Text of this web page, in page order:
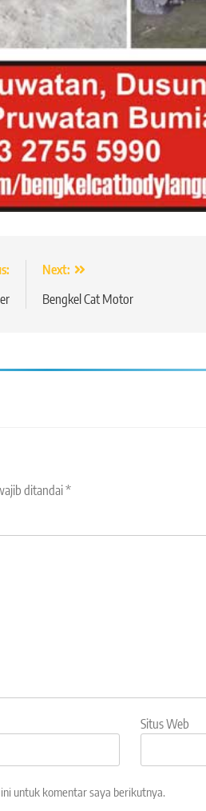
Next:
Bengkel Cat Motor
ditandai*
Situs Web
untuk komentar saya berikutnya.